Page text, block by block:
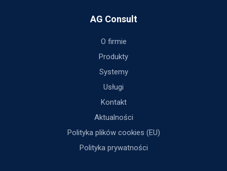
AG Consult
O firmie
Produkty
Systemy
Usługi
Kontakt
Aktualności
Polityka plików cookies (EU)
Polityka prywatności